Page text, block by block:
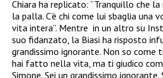
Chiara ha replicato: “Tranquillo che
la palla. C’è chi come lui sbaglia una
vita intera”. Mentre in un altro su
suo fidanzato, la Biasi ha risposto
grandissimo ignorante. Non so come
hai fatto nella vita, ma ti giudico
Simone. Sei un grandissimo